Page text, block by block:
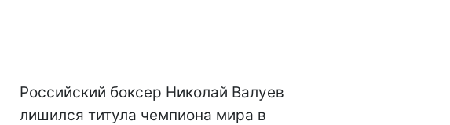
Российский боксер Николай Валуев
лишился титула чемпиона мира в